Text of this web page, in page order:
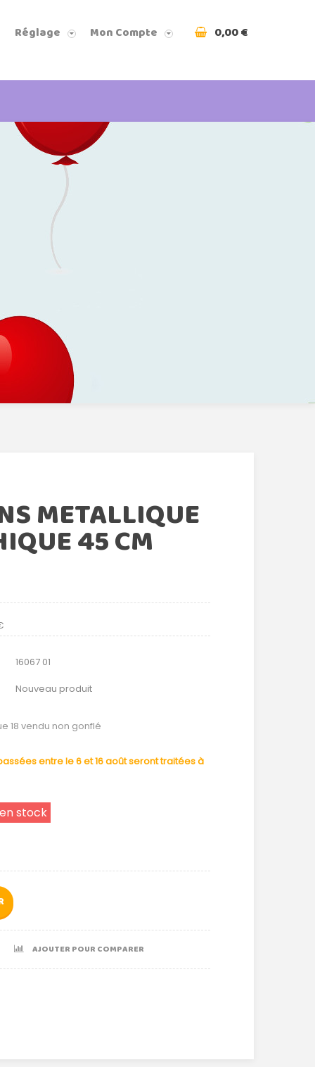
Réglage Mon Compte 0,00 €
METALLIQUE
45 CM
16067 01
Nouveau produit
18 vendu non gonflé
entre le 6 et 16 août seront traitées à
stock
AJOUTER POUR COMPARER